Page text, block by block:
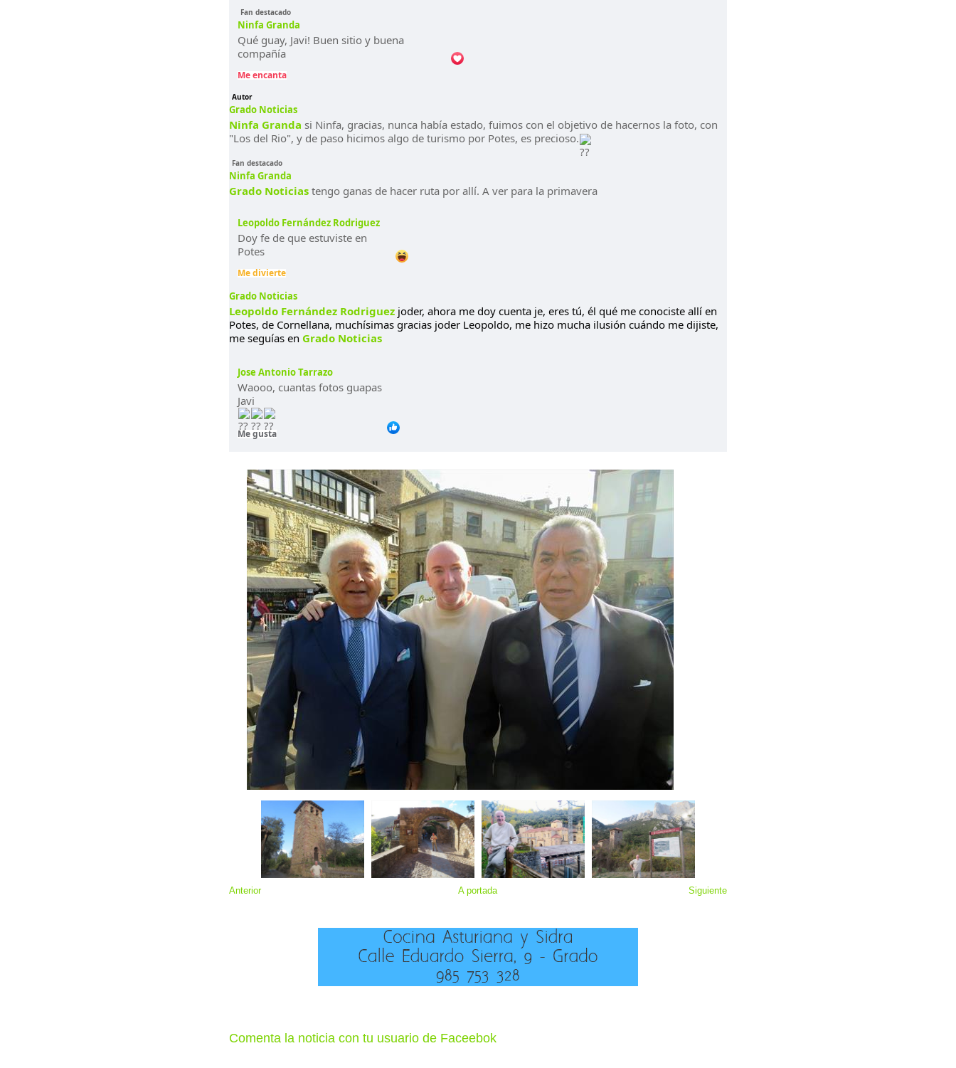
Fan destacado
Ninfa Granda
Qué guay, Javi! Buen sitio y buena
compañía
Me encanta
Autor
Grado Noticias
Ninfa Granda si Ninfa, gracias, nunca había estado, fuimos con el objetivo de hacernos la foto, con
"Los del Rio", y de paso hicimos algo de turismo por Potes, es precioso.
Fan destacado
Ninfa Granda
Grado Noticias tengo ganas de hacer ruta por allí. A ver para la primavera
Leopoldo Fernández Rodriguez
Doy fe de que estuviste en
Potes
Me divierte
Grado Noticias
Leopoldo Fernández Rodriguez joder, ahora me doy cuenta je, eres tú, él qué me conociste allí en
Potes, de Cornellana, muchísimas gracias joder Leopoldo, me hizo mucha ilusión cuándo me dijiste,
me seguías en Grado Noticias
Jose Antonio Tarrazo
Waooo, cuantas fotos guapas
Javi
Me gusta
Anterior A portada Siguiente
Comenta la noticia con tu usuario de Faceebok